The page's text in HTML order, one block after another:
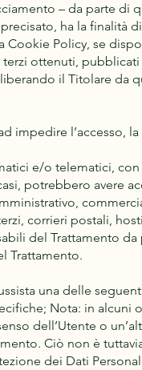
– da parte di
ha la finalità
Cookie Policy, se
terzi ottenuti,
il Titolare da
impedire l’accesso,
e/o telematici,
potrebbero avere
corrieri postali,
del Trattamento
Trattamento.
una delle
Nota: in alcuni
dell’Utente o
Ciò non è
dei Dati